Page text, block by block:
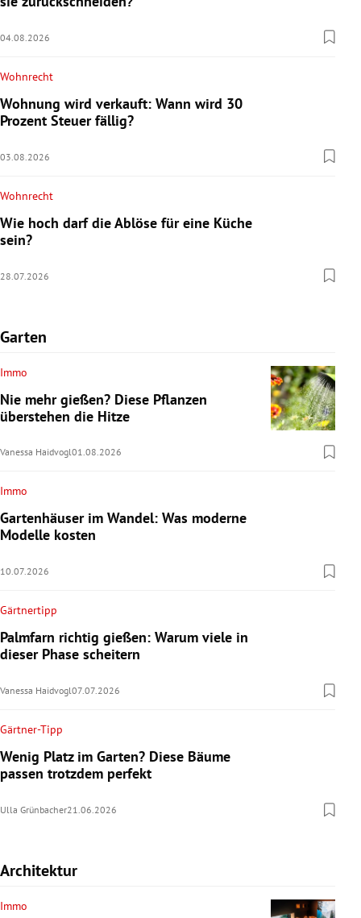
04.08.2026
Wohnrecht
Wohnung wird verkauft: Wann wird 30
Prozent Steuer fällig?
03.08.2026
Wohnrecht
Wie hoch darf die Ablöse für eine Küche
sein?
28.07.2026
Garten
Immo
Nie mehr gießen? Diese Pflanzen
überstehen die Hitze
Vanessa Haidvogl01.08.2026
Immo
Gartenhäuser im Wandel: Was moderne
Modelle kosten
10.07.2026
Gärtnertipp
Palmfarn richtig gießen: Warum viele in
dieser Phase scheitern
Vanessa Haidvogl07.07.2026
Gärtner-Tipp
Wenig Platz im Garten? Diese Bäume
passen trotzdem perfekt
Ulla Grünbacher21.06.2026
Architektur
Immo